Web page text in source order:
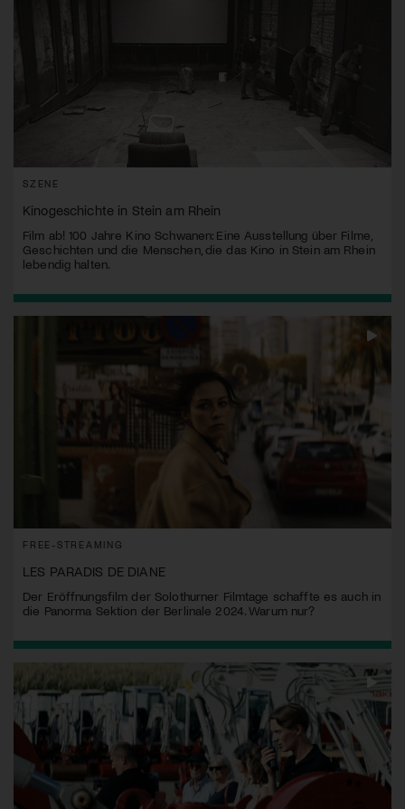
SZENE
Kinogeschichte in Stein am Rhein
Film ab! 100 Jahre Kino Schwanen: Eine Ausstellung über Filme,
Geschichten und die Menschen, die das Kino in Stein am Rhein
lebendig halten.
FREE-STREAMING
LES PARADIS DE DIANE
Der Eröffnungsfilm der Solothurner Filmtage schaffte es auch in
die Panorma Sektion der Berlinale 2024. Warum nur?